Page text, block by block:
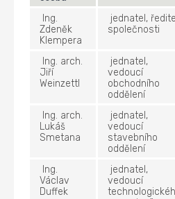
Ing.
Zdeněk
Klempera
jednatel, ředitel
společnosti
Ing. arch.
Jiří
Weinzettl
jednatel,
vedoucí
obchodního
oddělení
Ing. arch.
Lukáš
Smetana
jednatel,
vedoucí
stavebního
oddělení
Ing.
Václav
Duffek
jednatel,
vedoucí